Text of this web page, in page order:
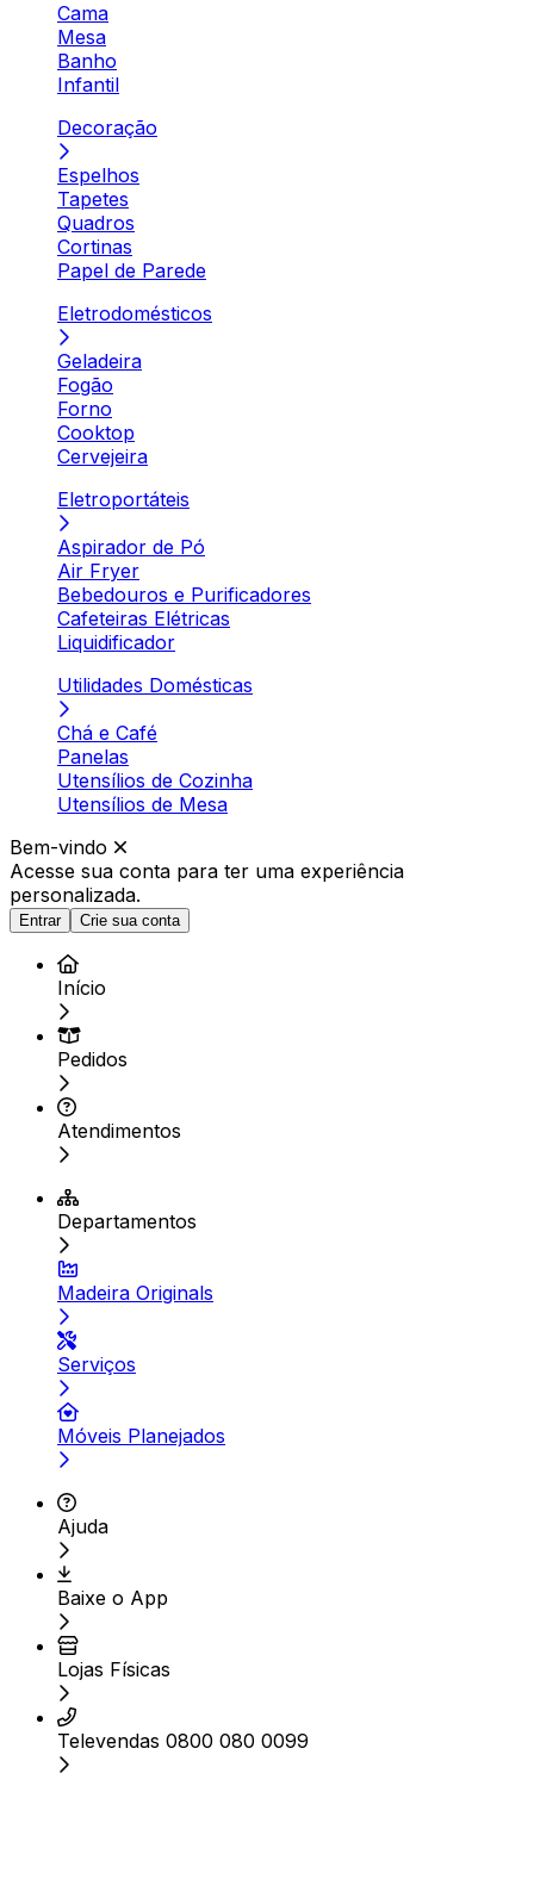
Cama
Mesa
Banho
Infantil
Decoração
Espelhos
Tapetes
Quadros
Cortinas
Papel de Parede
Eletrodomésticos
Geladeira
Fogão
Forno
Cooktop
Cervejeira
Eletroportáteis
Aspirador de Pó
Air Fryer
Bebedouros e Purificadores
Cafeteiras Elétricas
Liquidificador
Utilidades Domésticas
Chá e Café
Panelas
Utensílios de Cozinha
Utensílios de Mesa
Bem-vindo
Acesse sua conta para ter uma experiência
personalizada.
Entrar Crie sua conta
Início
Pedidos
Atendimentos
Departamentos
Madeira Originals
Serviços
Móveis Planejados
Ajuda
Baixe o App
Lojas Físicas
Televendas 0800 080 0099